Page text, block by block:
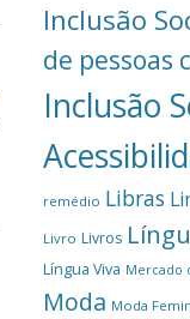
Inclusão
de pessoas
Inclusão
remédio Libras
Livro Livros
Língua Viva Mercado
Moda Moda